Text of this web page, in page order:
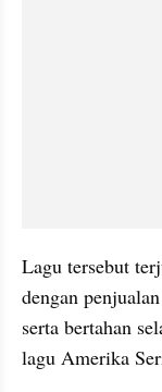
Lagu tersebut
dengan
serta bertahan
lagu Amerika